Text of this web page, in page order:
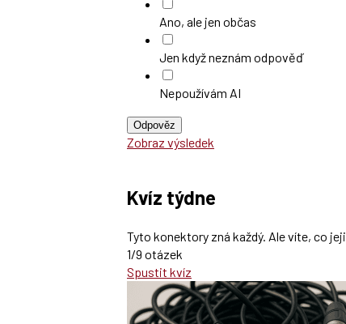
Ano, ale jen občas
Jen když neznám odpověď
Nepoužívám AI
Odpověz
Zobraz výsledek
Kvíz týdne
Tyto konektory zná každý. Ale víte, co
1/9 otázek
Spustit kvíz